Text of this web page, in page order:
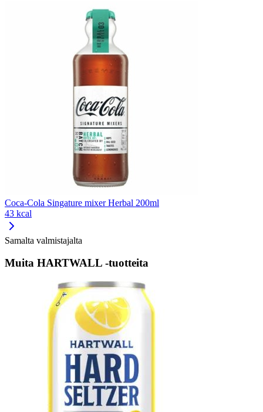
Coca-Cola Singature mixer Herbal 200ml
43 kcal
Samalta valmistajalta
Muita HARTWALL -tuotteita